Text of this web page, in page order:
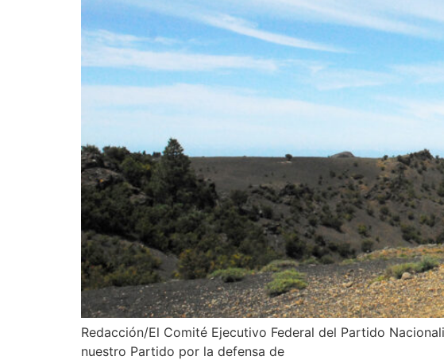
Redacción/El Comité Ejecutivo Federal del Partido
nuestro Partido por la defensa de